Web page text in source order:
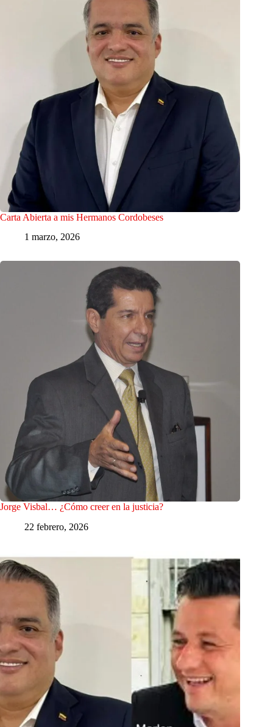
Carta Abierta a mis Hermanos Cordobeses
1 marzo, 2026
Jorge Visbal… ¿Cómo creer en la justicia?
22 febrero, 2026